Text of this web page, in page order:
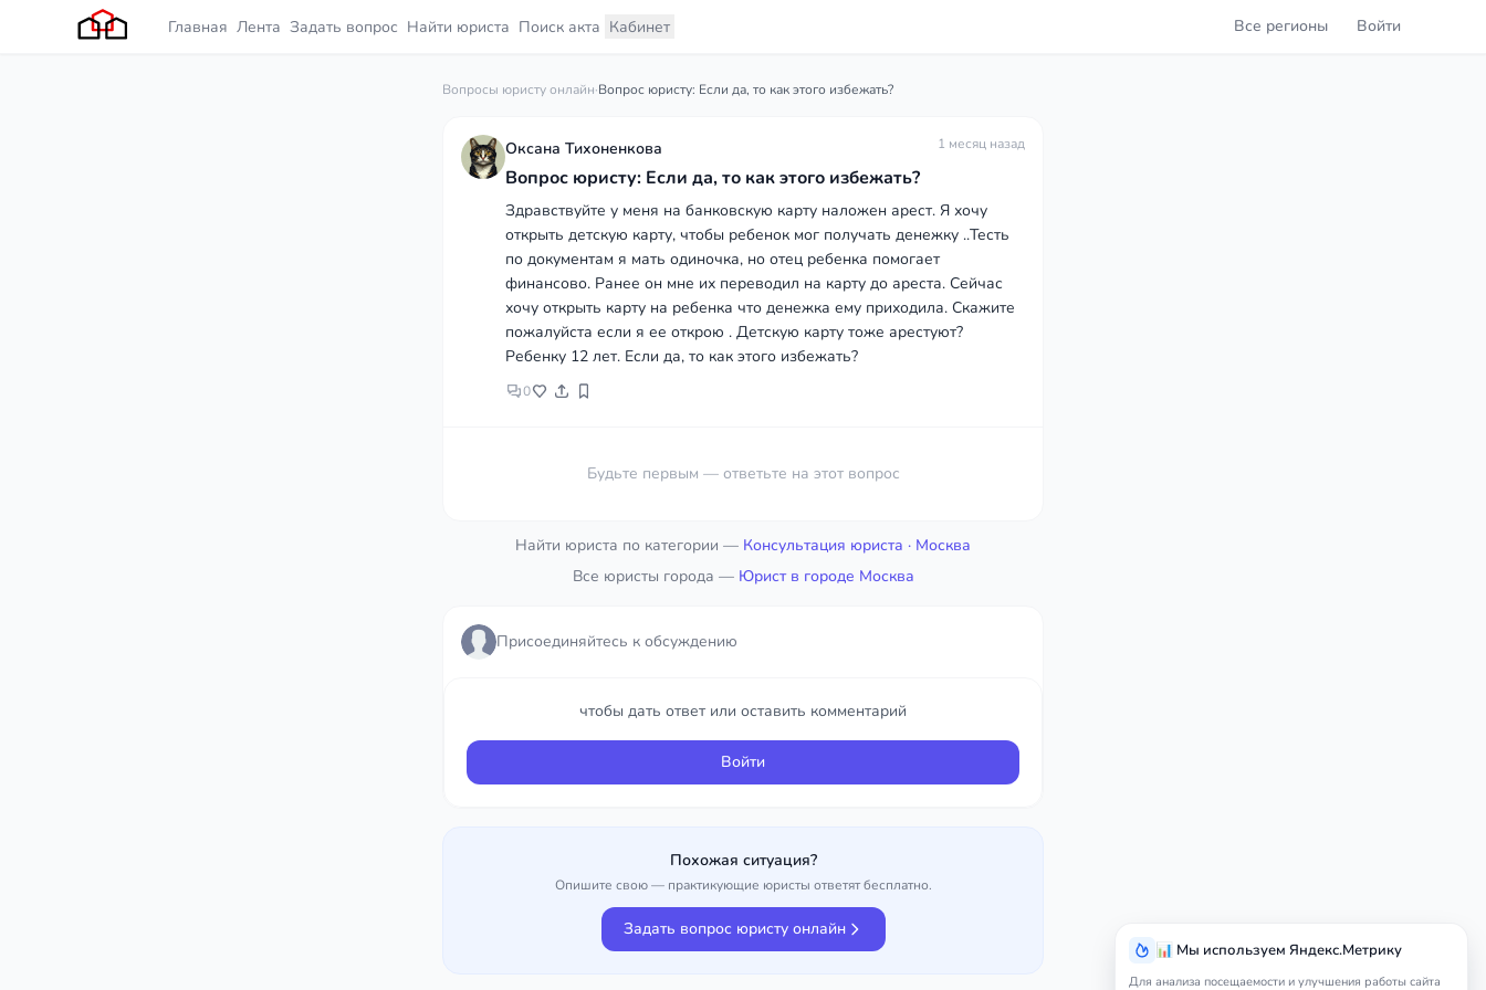
Главная Лента Задать вопрос Найти юриста Поиск акта Кабинет Все регионы Войти
📊 Мы используем Яндекс.Метрику
Для анализа посещаемости и улучшения работы сайта
Вопросы юристу онлайн·Вопрос юристу: Если да, то как этого избежать?
Оксана Тихоненкова 1 месяц назад
Вопрос юристу: Если да, то как этого избежать?
Здравствуйте у меня на банковскую карту наложен арест. Я хочу
открыть детскую карту, чтобы ребенок мог получать денежку ..Тесть
по документам я мать одиночка, но отец ребенка помогает
финансово. Ранее он мне их переводил на карту до ареста. Сейчас
хочу открыть карту на ребенка что денежка ему приходила. Скажите
пожалуйста если я ее открою . Детскую карту тоже арестуют?
Ребенку 12 лет. Если да, то как этого избежать?
0
Будьте первым — ответьте на этот вопрос
Найти юриста по категории — Консультация юриста · Москва
Все юристы города — Юрист в городе Москва
Присоединяйтесь к обсуждению
чтобы дать ответ или оставить комментарий
Войти
Похожая ситуация?
Опишите свою — практикующие юристы ответят бесплатно.
Задать вопрос юристу онлайн